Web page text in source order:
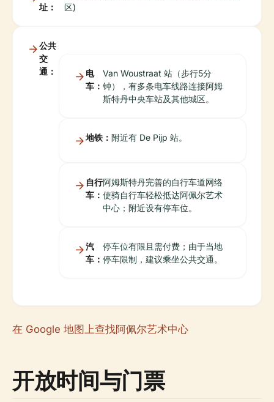
址：
区)
公共
交
通：
电
车：
Van Woustraat 站（步行5分
钟），有多条电车线路连接阿姆
斯特丹中央车站及其他城区。
地铁：附近有 De Pijp 站。
自行
车：
阿姆斯特丹完善的自行车道网络
使骑自行车轻松抵达阿佩尔艺术
中心；附近设有停车位。
汽
车：
停车位有限且需付费；由于当地
停车限制，建议乘坐公共交通。
在 Google 地图上查找阿佩尔艺术中心
开放时间与门票